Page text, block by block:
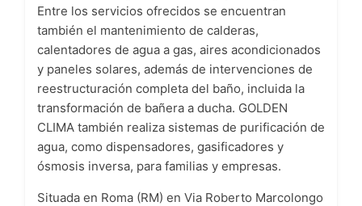
Entre los servicios ofrecidos se encuentran
también el mantenimiento de calderas,
calentadores de agua a gas, aires acondicionados
y paneles solares, además de intervenciones de
reestructuración completa del baño, incluida la
transformación de bañera a ducha. GOLDEN
CLIMA también realiza sistemas de purificación de
agua, como dispensadores, gasificadores y
ósmosis inversa, para familias y empresas.
Situada en Roma (RM) en Via Roberto Marcolongo